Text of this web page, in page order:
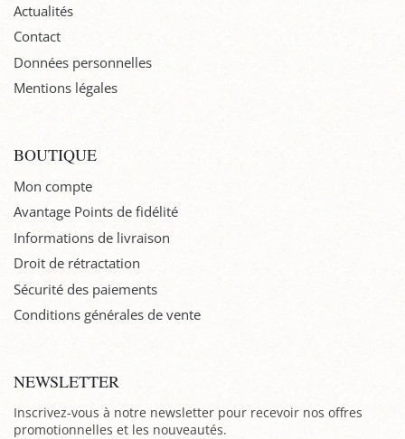
Actualités
Contact
Données personnelles
Mentions légales
BOUTIQUE
Mon compte
Avantage Points de fidélité
Informations de livraison
Droit de rétractation
Sécurité des paiements
Conditions générales de vente
NEWSLETTER
Inscrivez-vous à notre newsletter pour recevoir nos offres
promotionnelles et les nouveautés.